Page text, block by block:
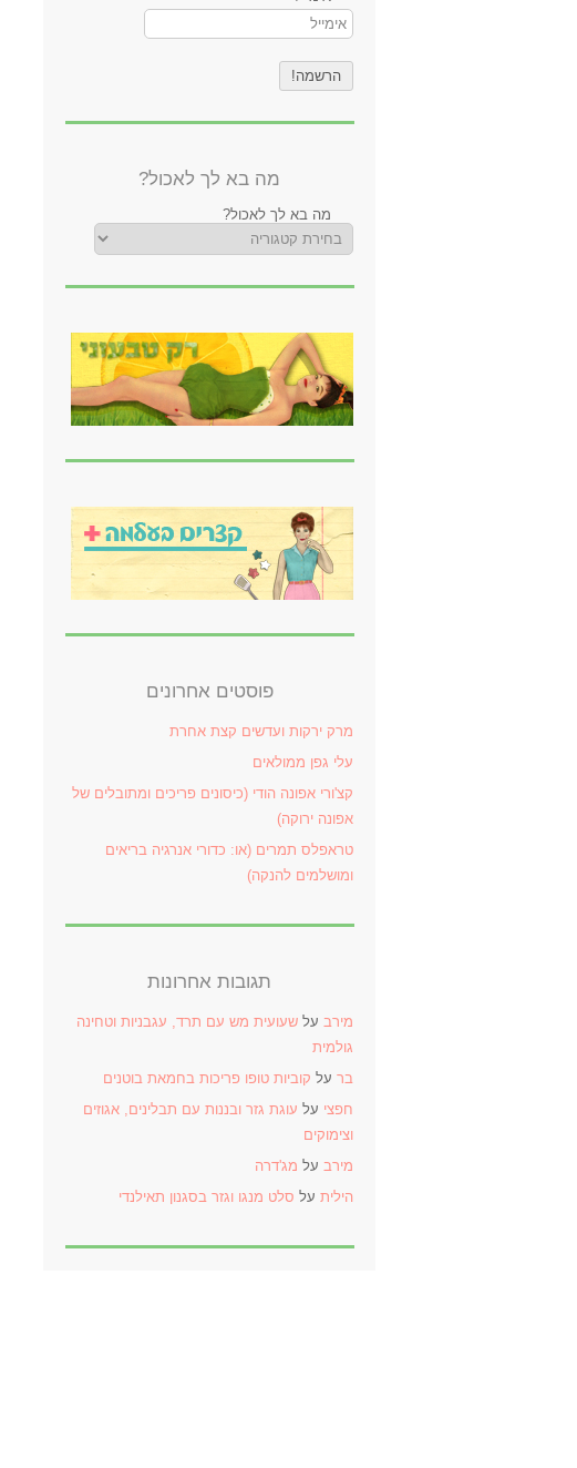
מה בא לך לאכול?
מה בא לך לאכול?
פוסטים אחרונים
מרק ירקות ועדשים קצת אחרת
עלי גפן ממולאים
קצ'ורי אפונה הודי (כיסונים פריכים ומתובלים של
אפונה ירוקה)
טראפלס תמרים (או: כדורי אנרגיה בריאים
ומושלמים להנקה)
תגובות אחרונות
מירב על שעועית מש עם תרד, עגבניות וטחינה
גולמית
בר על קוביות טופו פריכות בחמאת בוטנים
חפצי על עוגת גזר ובננות עם תבלינים, אגוזים
וצימוקים
מירב על מג'דרה
הילית על סלט מנגו וגזר בסגנון תאילנדי